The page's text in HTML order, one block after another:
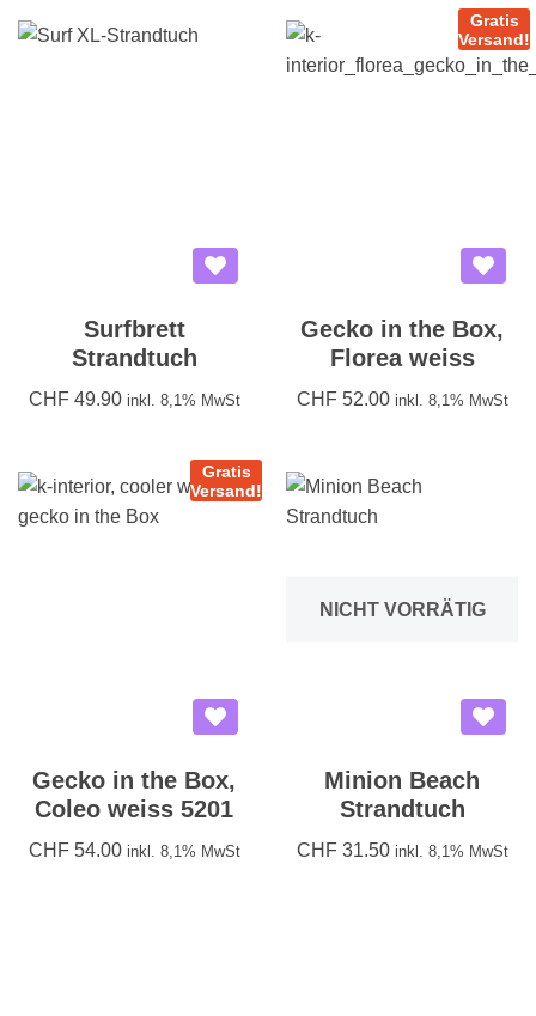
Surfbrett
Strandtuch
CHF49.90 inkl. 8,1% MwSt
Gratis
Versand!
Gecko in the Box,
Florea weiss
CHF52.00 inkl. 8,1% MwSt
Gratis
Versand!
Gecko in the Box,
Coleo weiss 5201
CHF54.00 inkl. 8,1% MwSt
NICHT VORRÄTIG
Minion Beach
Strandtuch
CHF31.50 inkl. 8,1% MwSt